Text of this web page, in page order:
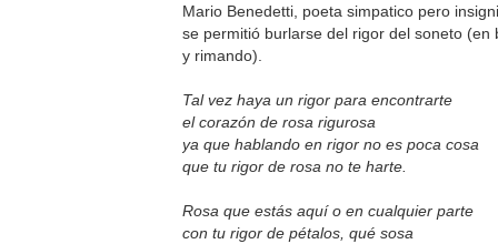
Mario Benedetti, poeta simpatico pero
se permitió burlarse del rigor del soneto (en
y rimando).
Tal vez haya un rigor para encontrarte
el corazón de rosa rigurosa
ya que hablando en rigor no es poca cosa
que tu rigor de rosa no te harte.
Rosa que estás aquí o en cualquier parte
con tu rigor de pétalos, qué sosa